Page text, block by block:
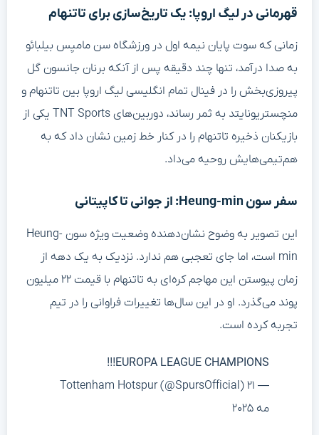
قهرمانی در لیگ اروپا: یک تاریخ‌سازی برای تاتنهام
زمانی که سوت پایان نیمه اول در ورزشگاه سن مامیِس بیلبائو
به صدا درآمد، تنها چند دقیقه پس از آنکه برنان جانسون گل
پیروزی‌بخش را در فینال تمام انگلیسی لیگ اروپا بین تاتنهام و
منچستریونایتد به ثمر رساند، دوربین‌های TNT Sports یکی از
بازیکنان ذخیره تاتنهام را در کنار خط زمین نشان داد که به
هم‌تیمی‌هایش روحیه می‌داد.
سفر سون Heung-min: از جوانی تا کاپیتانی
این تصویر به وضوح نشان‌دهنده وضعیت ویژه سون Heung-
min است، اما جای تعجبی هم ندارد. نزدیک به یک دهه از
زمان پیوستن این مهاجم کره‌ای به تاتنهام با قیمت ۲۲ میلیون
پوند می‌گذرد. او در این سال‌ها تغییرات فراوانی را در تیم
تجربه کرده است.
EUROPA LEAGUE CHAMPIONS!!!
— Tottenham Hotspur (@SpursOfficial) ۲۱
مه ۲۰۲۵